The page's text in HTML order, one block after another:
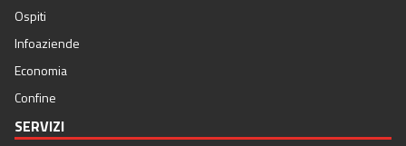
Ospiti
Infoaziende
Economia
Confine
SERVIZI